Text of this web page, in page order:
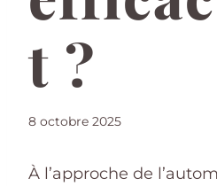
t ?
8 octobre 2025
À l’approche de